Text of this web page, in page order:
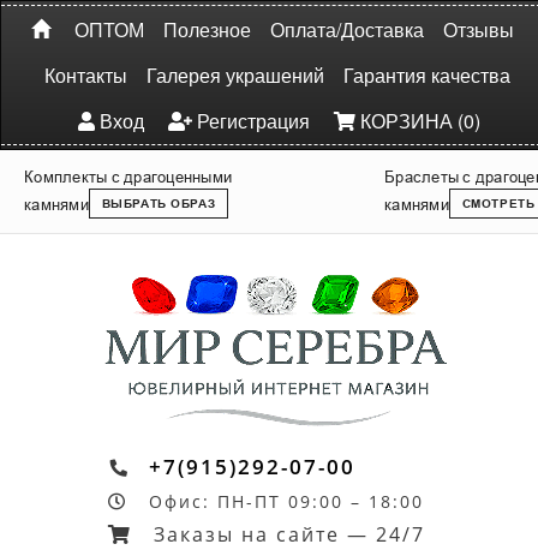
ОПТОМ Полезное Оплата/Доставка
Отзывы
Контакты
Галерея украшений
Гарантия качества
Вход
Регистрация КОРЗИНА (0)
Комплекты с драгоценными
камнями
ВЫБРАТЬ ОБРАЗ
Браслеты с
камнями
СМОТРЕТЬ
+7(915)292-07-00
Офис: ПН-ПТ 09:00 – 18:00
Заказы на сайте — 24/7